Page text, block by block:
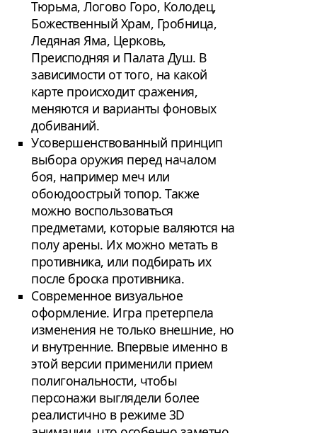
Тюрьма, Логово Горо, Колодец,
Божественный Храм, Гробница,
Ледяная Яма, Церковь,
Преисподняя и Палата Душ. В
зависимости от того, на какой
карте происходит сражения,
меняются и варианты фоновых
добиваний.
Усовершенствованный принцип
выбора оружия перед началом
боя, например меч или
обоюдоострый топор. Также
можно воспользоваться
предметами, которые валяются на
полу арены. Их можно метать в
противника, или подбирать их
после броска противника.
Современное визуальное
оформление. Игра претерпела
изменения не только внешние, но
и внутренние. Впервые именно в
этой версии применили прием
полигональности, чтобы
персонажи выглядели более
реалистично в режиме 3D